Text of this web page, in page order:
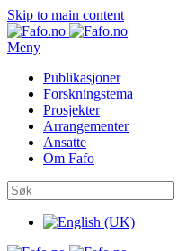
Skip to main content
Meny
Publikasjoner
Forskningstema
Prosjekter
Arrangementer
Ansatte
Om Fafo